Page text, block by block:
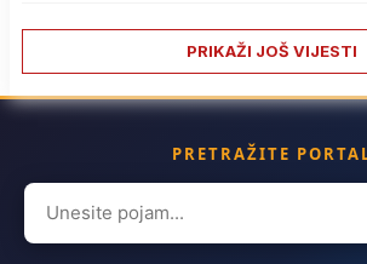
PRIKAŽI JOŠ VIJESTI
PRETRAŽITE
Search
for: